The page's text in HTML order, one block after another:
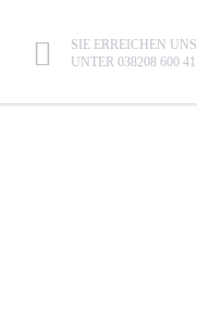
SIE ERREICHEN UNS
UNTER 038208 600 41